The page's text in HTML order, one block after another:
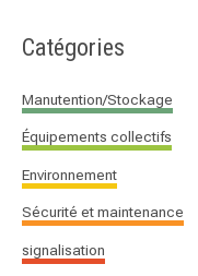
r
h
e
p
u
r
Catégories
Manutention/Stockage
Équipements collectifs
Environnement
Sécurité et maintenance
signalisation